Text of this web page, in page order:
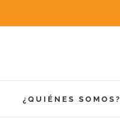
¿QUIÉNES SOMOS?